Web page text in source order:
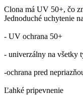
Clona má UV 50+, čo
Jednoduché uchytenie
- UV ochrana 50+
- univerzálny na všetky
-ochrana pred
Ľahké pripevnenie